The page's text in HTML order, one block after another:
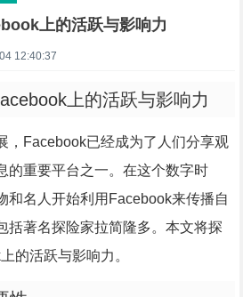
上的活跃与影响力
12:40:37
上的活跃与影响力
，Facebook已经成为了人们分享观
的重要平台之一。在这个数字时
和名人开始利用Facebook来传播自
括著名探险家拉简隆多。本文将探
的活跃与影响力。